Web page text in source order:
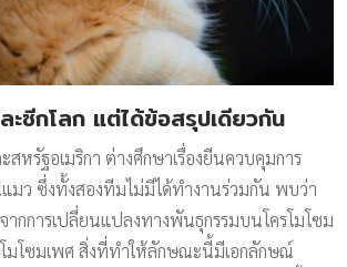
ะซีกโลก แต่ได้ข้อสรุปเดียวกัน
หรัฐอเมริกา ต่างศึกษาเรื่องยีนควบคุมการ
มว ซึ่งทั้งสองทีมไม่มีได้ทำงานร่วมกัน พบว่า
ากการเปลี่ยนแปลงทางพันธุกรรมบนโครโมโซม
มโซมเพศ สิ่งที่ทำให้ลักษณะนี้มีเอกลักษณ์